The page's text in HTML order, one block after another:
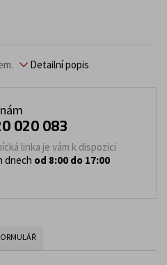
Detailní popis
020 083
linka je vám k dispozici
dnech od 8:00 do 17:00